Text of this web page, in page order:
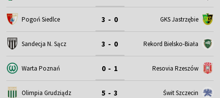
Pogoń Siedlce 3 - 0 GKS Jastrzębie
Sandecja N. Sącz 3 - 0 Rekord Bielsko-Biała
Warta Poznań 0 - 1 Resovia Rzeszów
Olimpia Grudziądz 5 - 3 Świt Szczecin